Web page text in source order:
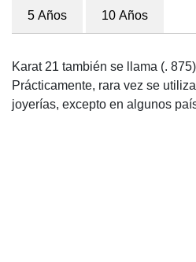
5 Años 10 Años
Karat 21 también se llama (.
Prácticamente, rara vez se
joyerías, excepto en algunos